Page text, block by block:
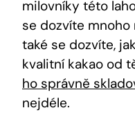
milovníky ⁣této
se dozvíte ⁢mnoho
také se‍ dozvíte,
kvalitní kakao od
ho správně
nejdéle.